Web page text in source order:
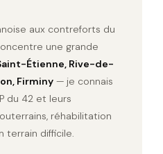
aux contreforts du
une grande
Étienne, Rive-de-
Firminy — je connais
du 42 et leurs
réhabilitation
terrain difficile.